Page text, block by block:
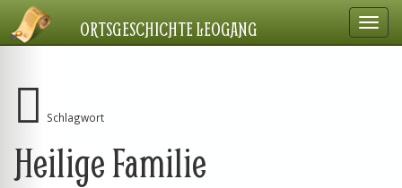
ORTSGESCHICHTE LEOGANG
Schlagwort
Heilige Familie